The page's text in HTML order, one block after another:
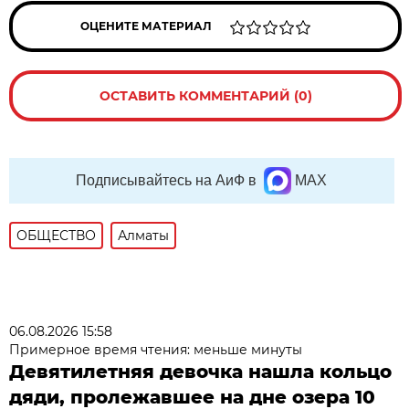
ОЦЕНИТЕ МАТЕРИАЛ
ОСТАВИТЬ КОММЕНТАРИЙ (0)
Подписывайтесь на АиФ в MAX
ОБЩЕСТВО Алматы
06.08.2026 15:58
Примерное время чтения: меньше минуты
Девятилетняя девочка нашла кольцо
дяди, пролежавшее на дне озера 10